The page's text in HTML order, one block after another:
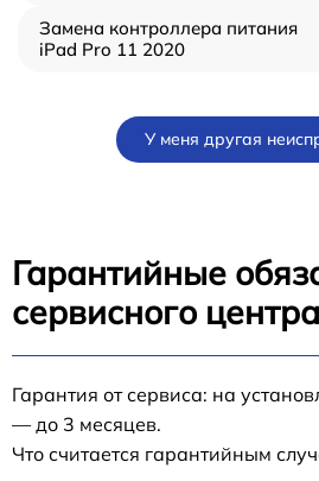
Замена контроллера питания
iPad Pro 11 2020
У меня другая
Гарантийные
сервисного
Гарантия от сервиса: на
— до 3 месяцев.
Что считается гарантийным